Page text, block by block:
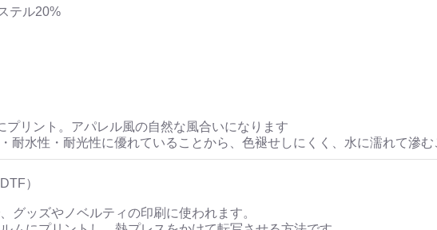
テル20%
プリント。アパレル風の自然な風合いになります
耐水性・耐光性に優れていることから、色褪せしにくく、水に濡れて滲む
）
グッズやノベルティの印刷に使われます。